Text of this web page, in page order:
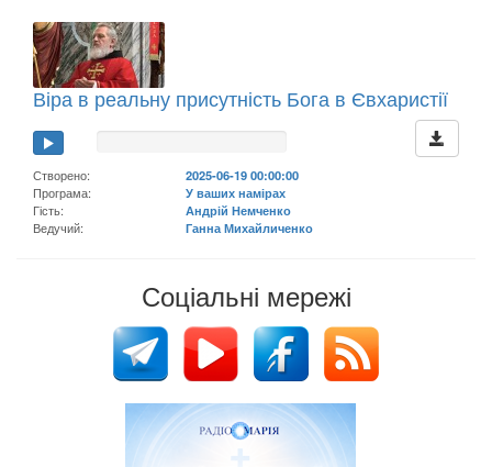
Віра в реальну присутність Бога в Євхаристії
Створено:
2025-06-19 00:00:00
Програма:
У ваших намірах
Гість:
Андрій Немченко
Ведучий:
Ганна Михайличенко
Соціальні мережі